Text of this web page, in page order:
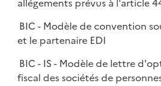
allégements prévus à l'article
BIC - Modèle de convention
et le partenaire EDI
BIC - IS - Modèle de lettre
fiscal des sociétés de